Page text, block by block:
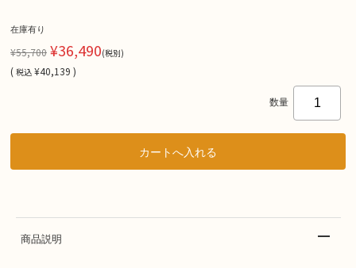
在庫有り
¥55,700 ¥36,490(税別)
( 税込 ¥40,139 )
数量
商品説明